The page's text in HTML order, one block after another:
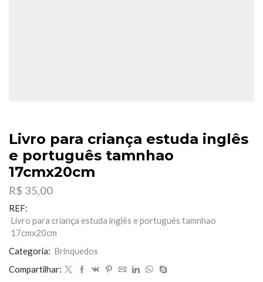
Livro para criança estuda inglês
e português tamnhao
17cmx20cm
R$ 35,00
REF:
Livro para criança estuda inglês e português tamnhao
17cmx20cm
Categoria: Brinquedos
Compartilhar: